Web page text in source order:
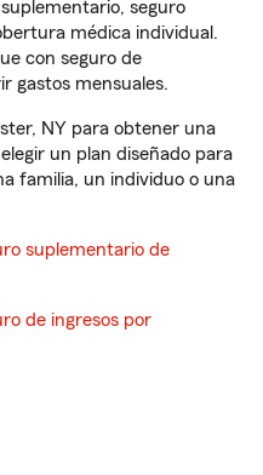
seguro
médica individual.
con seguro de
gastos mensuales.
NY para obtener una
un plan diseñado para
familia, un individuo o una
suplementario de
de ingresos por